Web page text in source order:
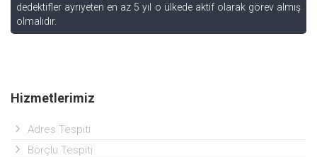
dedektifler ayrıyeten en az 5 yıl o ülkede aktif olarak görev almış
olmalıdır.
Hizmetlerimiz
Adres Tespiti
Borçlu Tespiti